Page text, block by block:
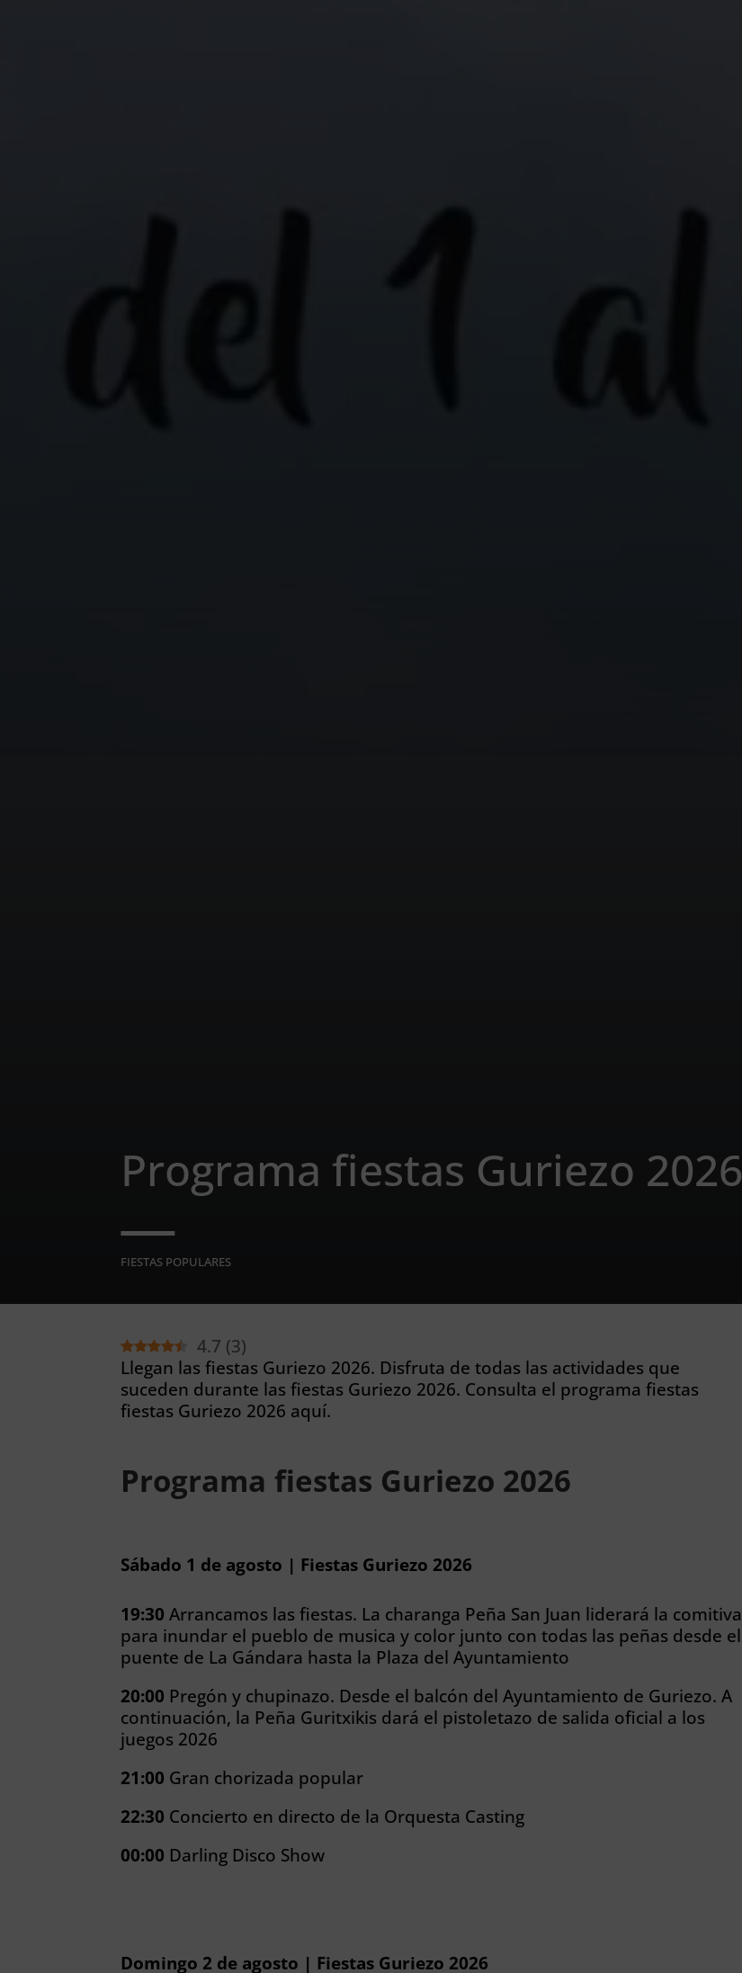
Programa fiestas Guriezo 2026
FIESTAS POPULARES
4.7 (3)
Llegan las fiestas Guriezo 2026. Disfruta de todas las actividades que
suceden durante las fiestas Guriezo 2026. Consulta el programa fiestas
fiestas Guriezo 2026 aquí.
Programa fiestas Guriezo 2026
Sábado 1 de agosto | Fiestas Guriezo 2026
19:30 Arrancamos las fiestas. La charanga Peña San Juan liderará la comitiva
para inundar el pueblo de musica y color junto con todas las peñas desde el
puente de La Gándara hasta la Plaza del Ayuntamiento
20:00 Pregón y chupinazo. Desde el balcón del Ayuntamiento de Guriezo. A
continuación, la Peña Guritxikis dará el pistoletazo de salida oficial a los
juegos 2026
21:00 Gran chorizada popular
22:30 Concierto en directo de la Orquesta Casting
00:00 Darling Disco Show
Domingo 2 de agosto | Fiestas Guriezo 2026